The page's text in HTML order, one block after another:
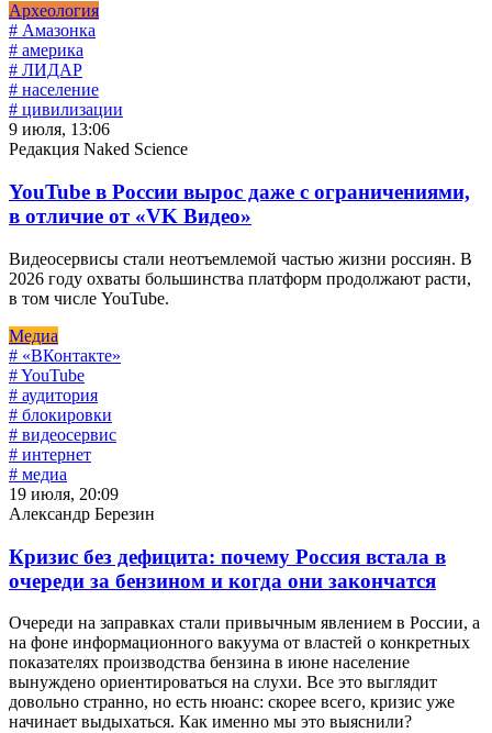
Археология
# Амазонка
# америка
# ЛИДАР
# население
# цивилизации
9 июля, 13:06
Редакция Naked Science
YouTube в России вырос даже с ограничениями,
в отличие от «VK Видео»
Видеосервисы стали неотъемлемой частью жизни россиян. В
2026 году охваты большинства платформ продолжают расти,
в том числе YouTube.
Медиа
# «ВКонтакте»
# YouTube
# аудитория
# блокировки
# видеосервис
# интернет
# медиа
19 июля, 20:09
Александр Березин
Кризис без дефицита: почему Россия встала в
очереди за бензином и когда они закончатся
Очереди на заправках стали привычным явлением в России, а
на фоне информационного вакуума от властей о конкретных
показателях производства бензина в июне население
вынуждено ориентироваться на слухи. Все это выглядит
довольно странно, но есть нюанс: скорее всего, кризис уже
начинает выдыхаться. Как именно мы это выяснили?